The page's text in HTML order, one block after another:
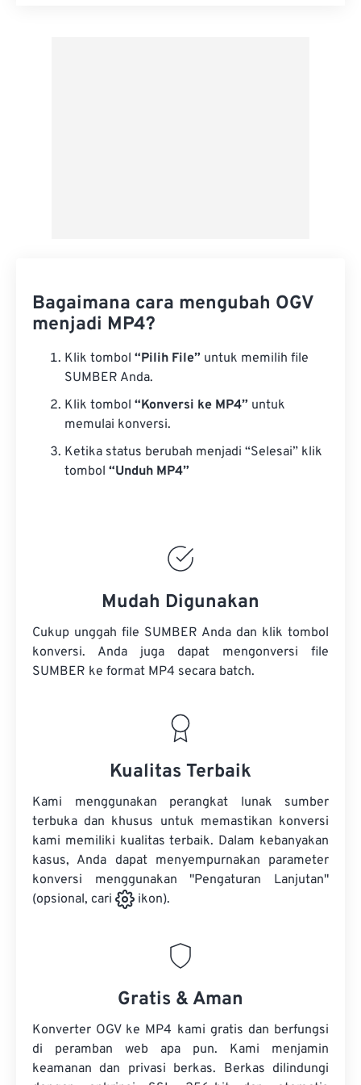
Bagaimana cara mengubah OGV
menjadi MP4?
Klik tombol “Pilih File” untuk memilih file
SUMBER Anda.
Klik tombol “Konversi ke MP4” untuk
memulai konversi.
Ketika status berubah menjadi “Selesai” klik
tombol “Unduh MP4”
Mudah Digunakan
Cukup unggah file SUMBER Anda dan klik tombol
konversi. Anda juga dapat mengonversi file
SUMBER ke format MP4 secara batch.
Kualitas Terbaik
Kami menggunakan perangkat lunak sumber
terbuka dan khusus untuk memastikan konversi
kami memiliki kualitas terbaik. Dalam kebanyakan
kasus, Anda dapat menyempurnakan parameter
konversi menggunakan "Pengaturan Lanjutan"
(opsional, cari
ikon).
Gratis & Aman
Konverter OGV ke MP4 kami gratis dan berfungsi
di peramban web apa pun. Kami menjamin
keamanan dan privasi berkas. Berkas dilindungi